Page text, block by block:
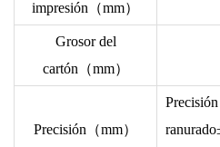
impresión（mm）
Grosor del
cartón（mm）
Precisión（mm）